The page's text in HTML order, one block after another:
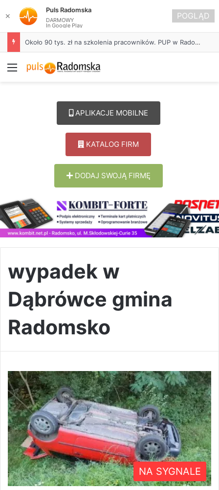
Około 90 tys. zł na szkolenia pracowników. PUP w Radomsku ogłasza nabór wniosków
Menu
APLIKACJE MOBILNE
KATALOG FIRM
DODAJ SWOJĄ FIRMĘ
wypadek w
Dąbrówce gmina
Radomsko
NA SYGNALE
✕
Puls Radomska
DARMOWY
In Google Play
POGLĄD